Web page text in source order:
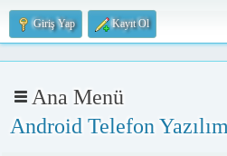
Giriş Yap Kayıt Ol
Ana Menü